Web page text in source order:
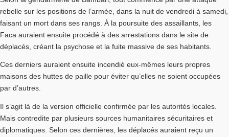
rebelle sur les positions de l’armée, dans la nuit de vendredi à samedi,
faisant un mort dans ses rangs. À la poursuite des assaillants, les
Faca auraient ensuite procédé à des arrestations dans le site de
déplacés, créant la psychose et la fuite massive de ses habitants.
Ces derniers auraient ensuite incendié eux-mêmes leurs propres
maisons des huttes de paille pour éviter qu’elles ne soient occupées
par d’autres.
Il s’agit là de la version officielle confirmée par les autorités locales.
Mais contredite par plusieurs sources humanitaires sécuritaires et
diplomatiques. Selon ces dernières, les déplacés auraient reçu un